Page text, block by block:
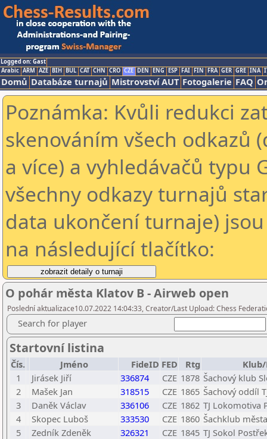
Logged on: Gast
Arabic ARM AZE BIH BUL CAT CHN CRO CZE DEN ENG ESP FAI FIN FRA GER GRE INA
Domů Databáze turnajů Mistrovství AUT Fotogalerie FAQ
Poznámka: Kvůli redukci
skenováním všech odkazů
a více) a vyhledávačů typu
všechny odkazy turnajů
data ukončení turnaje)
na následující tlačítko:
O pohár města Klatov B - Airweb open
Poslední aktualizace10.07.2022 14:04:33, Creator/Last Upload: Chess
Search for player
Startovní listina
Čís. Jméno FideID FED Rtg
1
Jirásek Jiří 336874 CZE 1878 Šachový klub
2
Mašek Jan 318515 CZE 1865 Šachový oddíl
3
Daněk Václav 336106 CZE 1862 TJ Lokomotiva
4
Skopec Luboš 333530 CZE 1860 Šachklub
5
Zedník Zdeněk 326321 CZE 1845 TJ Sokol